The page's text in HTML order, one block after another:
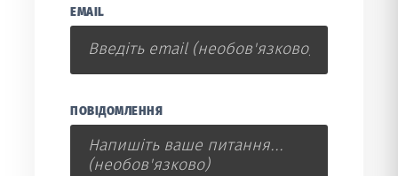
EMAIL
ПОВІДОМЛЕННЯ